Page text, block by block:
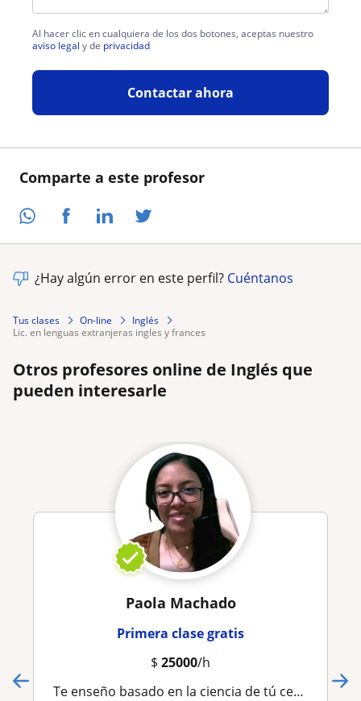
Comparte a este profesor
Al hacer clic en cualquiera de los dos botones, aceptas nuestro
aviso legal y de privacidad
Contactar ahora
¿Hay algún error en este perfil? Cuéntanos
Tus clases On-line
Inglés
lic. en lenguas extranjeras ingles y frances
Otros profesores online de Inglés que
pueden interesarle
Paola Machado
Primera clase gratis
$ 25000/h
Te enseño basado en la ciencia de tú cerebro 🧠 ya que Entender no es integrar. Para adolescentes Asesoría Escolar PARA BÁSICOS DESDE CERO CURSOS (2 PEOPLE POR CLASE)